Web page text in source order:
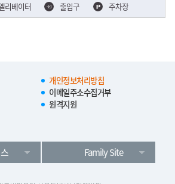
리베이터 출입구 주차장
개인정보처리방침
이메일주소수집거부
원격지원
Family Site